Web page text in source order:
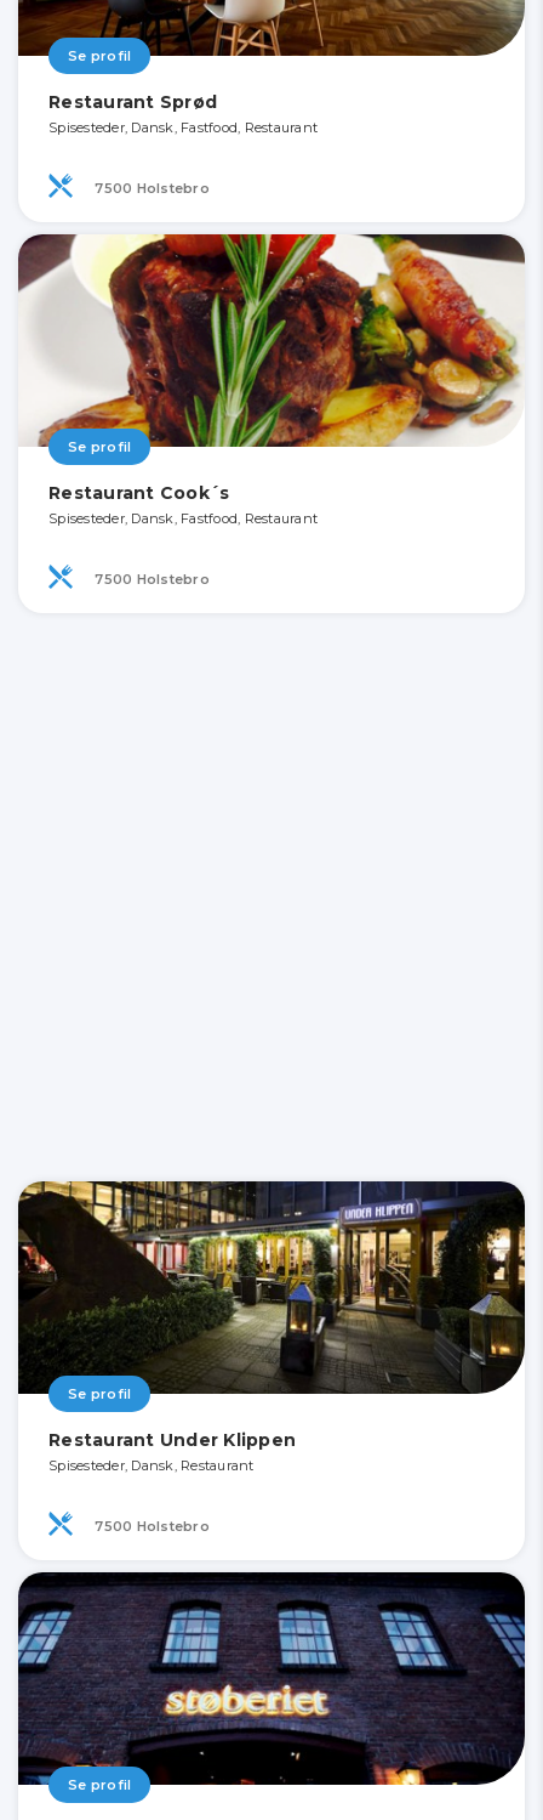
Se profil
Restaurant Sprød
Spisesteder, Dansk, Fastfood, Restaurant
7500 Holstebro
Se profil
Restaurant Cook´s
Spisesteder, Dansk, Fastfood, Restaurant
7500 Holstebro
Se profil
Restaurant Under Klippen
Spisesteder, Dansk, Restaurant
7500 Holstebro
Se profil